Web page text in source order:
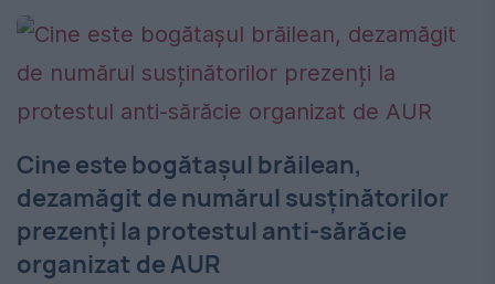
Cine este bogătașul brăilean,
dezamăgit de numărul susținătorilor
prezenți la protestul anti-sărăcie
organizat de AUR